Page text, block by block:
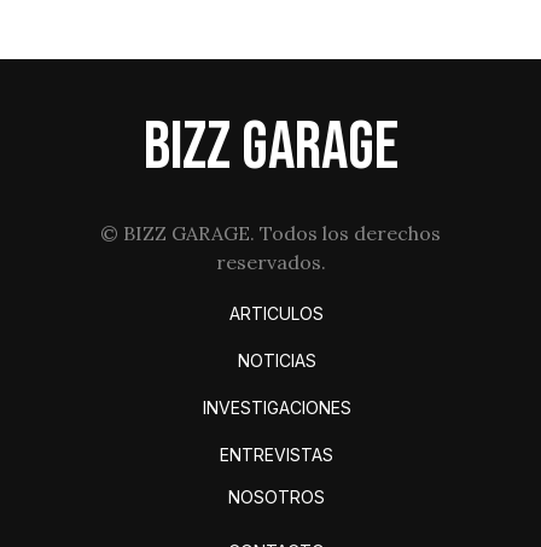
BIZZ GARAGE
© BIZZ GARAGE. Todos los derechos
reservados.
ARTICULOS
NOTICIAS
INVESTIGACIONES
ENTREVISTAS
NOSOTROS